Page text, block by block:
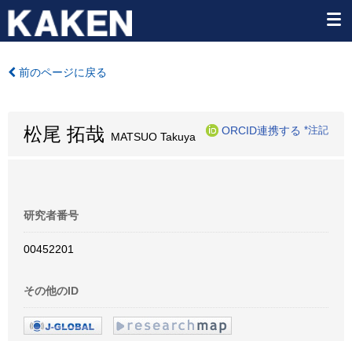
前のページに戻る
松尾 拓哉 MATSUO Takuya
ORCID連携する *注記
研究者番号
00452201
その他のID